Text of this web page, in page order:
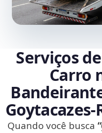
Serviços
Carro
Quando você busca